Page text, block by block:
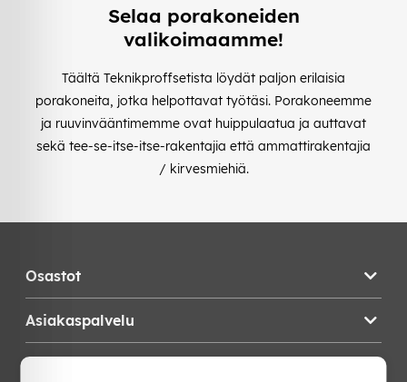
Selaa porakoneiden
valikoimaamme!
Täältä Teknikproffsetista löydät paljon erilaisia
porakoneita, jotka helpottavat työtäsi. Porakoneemme
ja ruuvinvääntimemme ovat huippulaatua ja auttavat
sekä tee-se-itse-itse-rakentajia että ammattirakentajia
/ kirvesmiehiä.
Osastot
Asiakaspalvelu